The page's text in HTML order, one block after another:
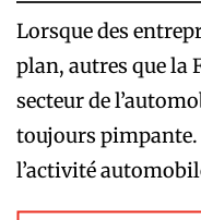
Lorsque des
plan, autres que la
secteur de
toujours
l’activité